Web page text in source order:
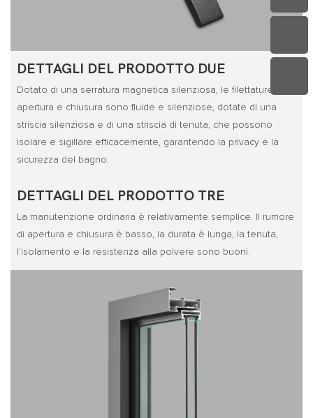
DETTAGLI DEL PRODOTTO DUE
Dotato di una serratura magnetica silenziosa, le filettature di
apertura e chiusura sono fluide e silenziose, dotate di una
striscia silenziosa e di una striscia di tenuta, che possono
isolare e sigillare efficacemente, garantendo la privacy e la
sicurezza del bagno.
DETTAGLI DEL PRODOTTO TRE
La manutenzione ordinaria è relativamente semplice. Il rumore
di apertura e chiusura è basso, la durata è lunga, la tenuta,
l'isolamento e la resistenza alla polvere sono buoni.